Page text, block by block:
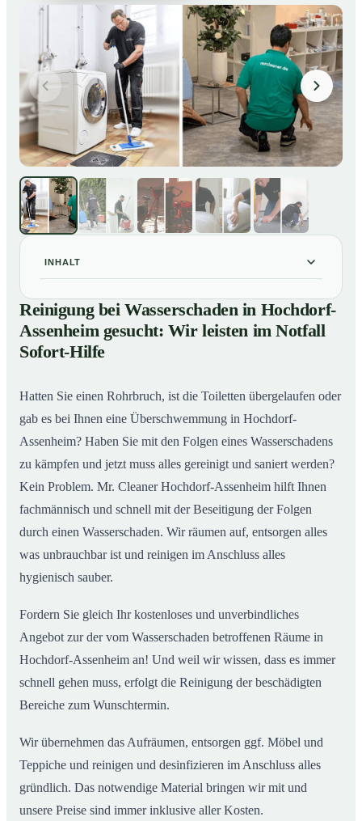
INHALT
01Reinigung bei Wasserschaden in Hochdorf-Assenheim
gesucht: Wir leisten im Notfall Sofort-Hilfe
So läuft die Reinigung nach Wasserschaden in
Hochdorf-Assenheim ab
Reinigung bei Wasserschaden in Hochdorf-
Assenheim gesucht: Wir leisten im Notfall
Sofort-Hilfe
Hatten Sie einen Rohrbruch, ist die Toiletten übergelaufen oder
gab es bei Ihnen eine Überschwemmung in Hochdorf-
Assenheim? Haben Sie mit den Folgen eines Wasserschadens
zu kämpfen und jetzt muss alles gereinigt und saniert werden?
Kein Problem. Mr. Cleaner Hochdorf-Assenheim hilft Ihnen
fachmännisch und schnell mit der Beseitigung der Folgen
durch einen Wasserschaden. Wir räumen auf, entsorgen alles
was unbrauchbar ist und reinigen im Anschluss alles
hygienisch sauber.
Fordern Sie gleich Ihr kostenloses und unverbindliches
Angebot zur der vom Wasserschaden betroffenen Räume in
Hochdorf-Assenheim an! Und weil wir wissen, dass es immer
schnell gehen muss, erfolgt die Reinigung der beschädigten
Bereiche zum Wunschtermin.
Wir übernehmen das Aufräumen, entsorgen ggf. Möbel und
Teppiche und reinigen und desinfizieren im Anschluss alles
gründlich. Das notwendige Material bringen wir mit und
unsere Preise sind immer inklusive aller Kosten.